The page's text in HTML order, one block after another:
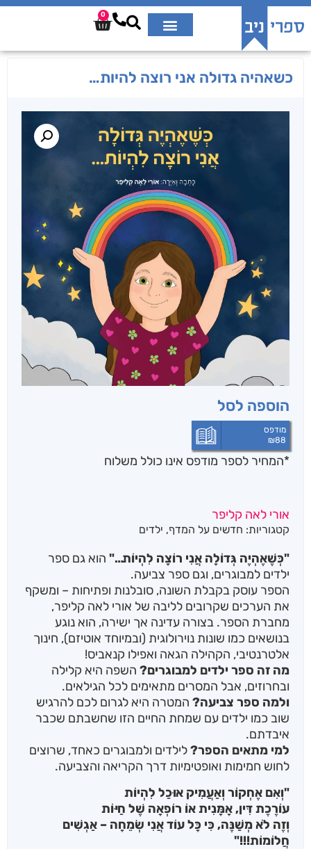
0
כשאהיה גדולה אני רוצה להיות…
הוספה לסל
מודפס
₪88
*המחיר לספר מודפס אינו כולל משלוח
אורי לאה קליפר
קטגוריות: חדשים על המדף, ילדים
"כְּשֶׁאֶהְיֶה גְּדוֹלָה אֲנִי רוֹצָה לִהְיוֹת…" הוא גם ספר
ילדים למבוגרים, וגם ספר צביעה.
הספר עוסק בקבלת השונה, סובלנות ופתיחות – ומשקף
את הערכים שקרובים לליבה של אורי לאה קליפר,
מחברת הספר. בצורה עדינה אך ישירה, הוא נוגע
בנושאים כמו שונות נוירולוגית (ובמיוחד אוטיזם), חינוך
אלטרנטיבי, הקהילה הגאה ואפילו קנאביס!
מה זה ספר ילדים למבוגרים? השפה היא קלילה
ובחרוזים, אבל המסרים מתאימים לכל הגילאים.
ולמה ספר צביעה? המטרה היא לגרום לכם להרגיש
שוב כמו ילדים עם שמחת החיים הזו שחשבתם שכבר
איבדתם.
למי מתאים הספר?לילדים ולמבוגרים כאחד, שרוצים
לחוש חמימות ואופטימיות דרך הקריאה והצביעה.
"וְאִם אֶחְקוֹר וְאַעֲמִיק אוּכַל לִהְיוֹת
עוֹרֶכֶת דִּין, אָמָּנִית אוֹ רוֹפְאָה שֶׁל חַיּוֹת
וְזֶה לֹא מְשַׁנֶּה, כִּי כָּל עוֹד אֲנִי שְׂמֵחָה – אַגְשִׁים
חֲלוֹמוֹת!!!"